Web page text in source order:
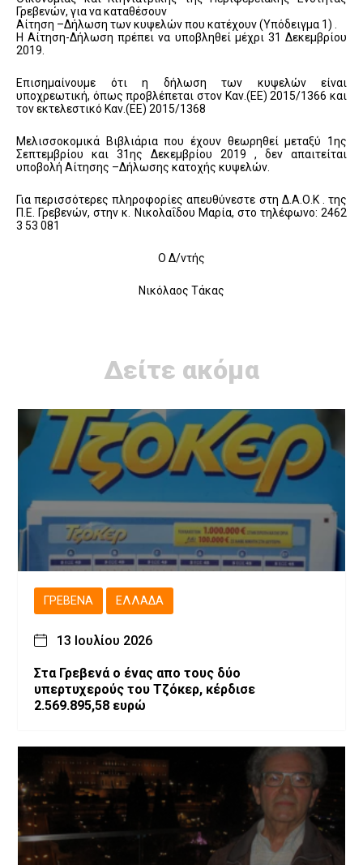
Γρεβενών, για να καταθέσουν
Αίτηση –Δήλωση των κυψελών που κατέχουν (Υπόδειγμα 1) .
Η Αίτηση-Δήλωση πρέπει να υποβληθεί μέχρι 31 Δεκεμβρίου
2019.
Επισημαίνουμε ότι η δήλωση των κυψελών είναι
υποχρεωτική, όπως προβλέπεται στον Καν.(ΕΕ) 2015/1366 και
τον εκτελεστικό Καν.(ΕΕ) 2015/1368
Μελισσοκομικά Βιβλιάρια που έχουν θεωρηθεί μεταξύ 1ης
Σεπτεμβρίου και 31ης Δεκεμβρίου 2019 , δεν απαιτείται
υποβολή Αίτησης –Δήλωσης κατοχής κυψελών.
Για περισσότερες πληροφορίες απευθύνεστε στη Δ.Α.Ο.Κ . της
Π.Ε. Γρεβενών, στην κ. Νικολαΐδου Μαρία, στο τηλέφωνο: 2462
3 53 081
Ο Δ/ντής
Νικόλαος Τάκας
Δείτε ακόμα
ΓΡΕΒΕΝΆ ΕΛΛΆΔΑ
13 Ιουλίου 2026
Στα Γρεβενά ο ένας απο τους δύο
υπερτυχερούς του Τζόκερ, κέρδισε
2.569.895,58 ευρώ